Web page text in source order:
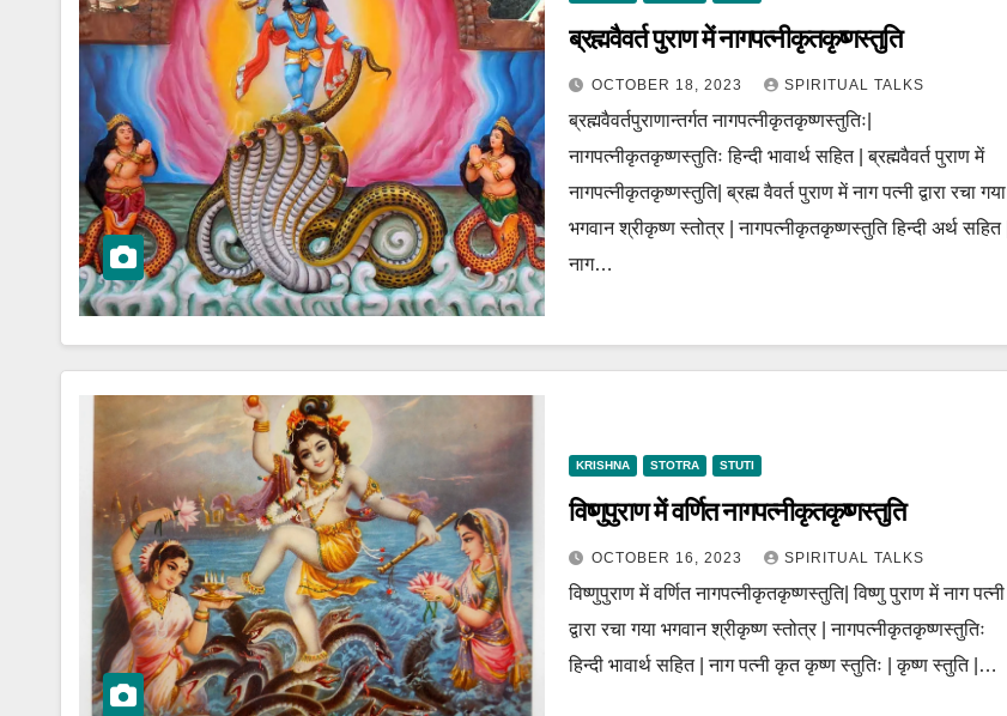
ब्रह्मवैवर्त पुराण में नागपत्नीकृतकृष्णस्तुति
OCTOBER 18, 2023 SPIRITUAL TALKS
ब्रह्मवैवर्तपुराणान्तर्गत नागपत्नीकृतकृष्णस्तुतिः|
नागपत्नीकृतकृष्णस्तुतिः हिन्दी भावार्थ सहित | ब्रह्मवैवर्त पुराण में
नागपत्नीकृतकृष्णस्तुति| ब्रह्म वैवर्त पुराण में नाग पत्नी द्वारा रचा गया
भगवान श्रीकृष्ण स्तोत्र | नागपत्नीकृतकृष्णस्तुति हिन्दी अर्थ सहित |
नाग…
KRISHNA STOTRA STUTI
विष्णुपुराण में वर्णित नागपत्नीकृतकृष्णस्तुति
OCTOBER 16, 2023 SPIRITUAL TALKS
विष्णुपुराण में वर्णित नागपत्नीकृतकृष्णस्तुति| विष्णु पुराण में नाग पत्नी
द्वारा रचा गया भगवान श्रीकृष्ण स्तोत्र | नागपत्नीकृतकृष्णस्तुतिः
हिन्दी भावार्थ सहित | नाग पत्नी कृत कृष्ण स्तुतिः | कृष्ण स्तुति |…